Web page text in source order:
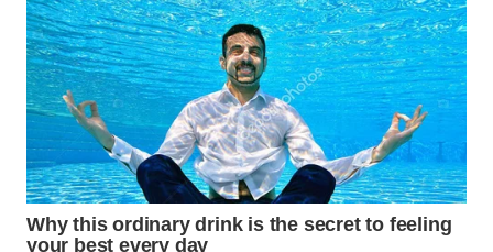
ID
WAHANANEWS
CO ID
WAHANANEWS
NET
WAHANA